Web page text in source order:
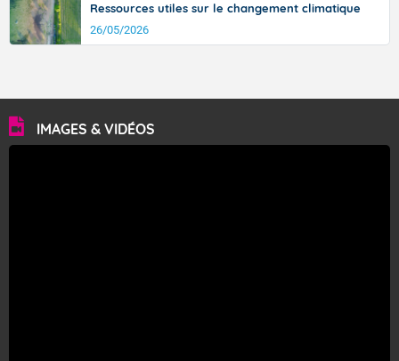
Ressources utiles sur le changement climatique
26/05/2026
IMAGES & VIDÉOS